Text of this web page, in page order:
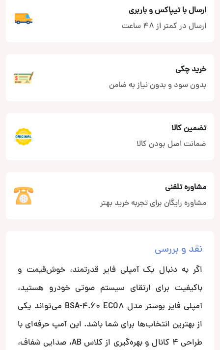
ارسال با تیپاکس و باربری
ارسال در کمتر از 48 ساعت
خرید چکی
بدون سود و بدون نیاز به ضامن
تضمین کالا
ضمانت اصل بودن کالا
مشاوره تلفنی
مشاوره رایگان برای تجربه خرید بهتر
نقد و بررسی
اگر به دنبال یک آمپلی فایر قدرتمند، خوش‌قیمت و
باکیفیت برای ارتقای سیستم صوتی خودرو هستید،
آمپلی فایر بوستر مدل BSA-4.60 ECO8 می‌تواند یکی
از بهترین انتخاب‌ها برای شما باشد. این آمپ حرفه‌ای با
طراحی 4 کانال و بهره‌گیری از کلاس AB، صدایی شفاف،